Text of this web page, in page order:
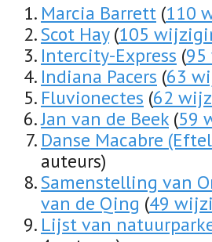
Marcia Barrett (110
Scot Hay (105
Intercity-Express (
Indiana Pacers (63
Fluvionectes (62
Jan van de Beek (59
Danse Macabre
auteurs)
Samenstelling van
van de Qing (49
Lijst van